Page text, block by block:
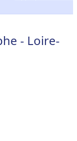
- Loire-